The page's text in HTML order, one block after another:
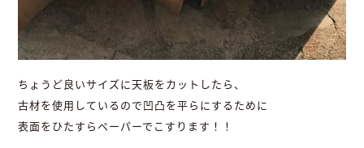
ちょうど良いサイズに天板をカットしたら、
古材を使用しているので凹凸を平らにするために
表面をひたすらペーパーでこすります！！